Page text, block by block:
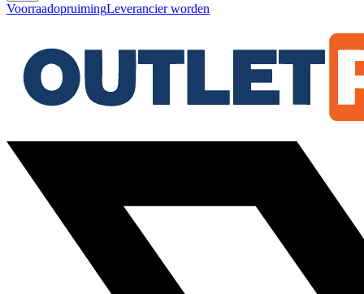
VoorraadopruimingLeverancier worden